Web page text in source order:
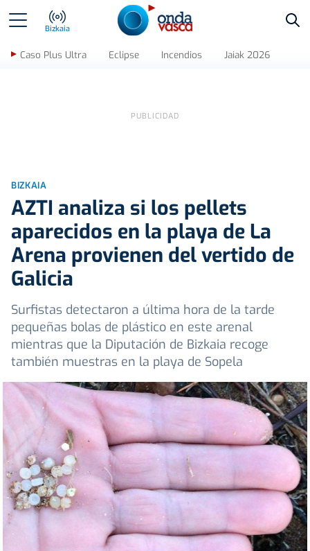
Bizkaia
Caso Plus Ultra Eclipse Incendios Jaiak 2026
BIZKAIA
AZTI analiza si los pellets
aparecidos en la playa de La
Arena provienen del vertido de
Galicia
Surfistas detectaron a última hora de la tarde
pequeñas bolas de plástico en este arenal
mientras que la Diputación de Bizkaia recoge
también muestras en la playa de Sopela